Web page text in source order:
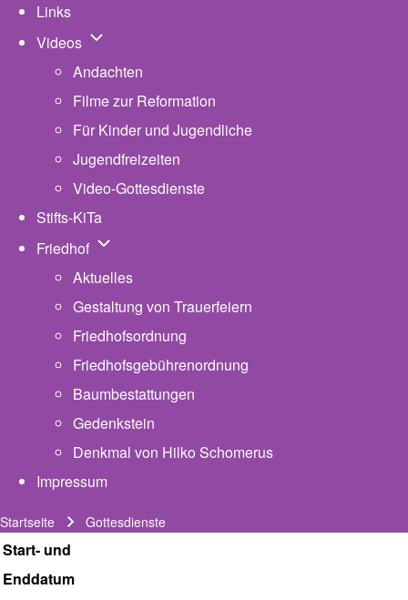
Links
Videos Unternavigation von Videos
Andachten
Filme zur Reformation
Für Kinder und Jugendliche
Jugendfreizeiten
Video-Gottesdienste
Stifts-KiTa
Friedhof Unternavigation von Friedhof
Aktuelles
Gestaltung von Trauerfeiern
Friedhofsordnung
Friedhofsgebührenordnung
Baumbestattungen
Gedenkstein
Denkmal von Hilko Schomerus
Impressum
Pfadnavigation
Startseite Gottesdienste
Start- und
Enddatum